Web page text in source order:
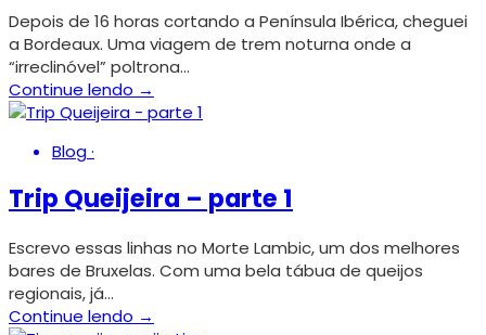
Depois de 16 horas cortando a Península Ibérica, cheguei
a Bordeaux. Uma viagem de trem noturna onde a
“irreclinóvel” poltrona…
Continue lendo →
Blog·
Trip Queijeira – parte 1
Escrevo essas linhas no Morte Lambic, um dos melhores
bares de Bruxelas. Com uma bela tábua de queijos
regionais, já…
Continue lendo →